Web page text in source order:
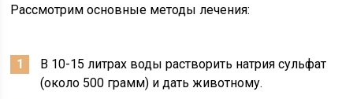
Рассмотрим основные методы лечения:
В 10-15 литрах воды растворить натрия сульфат
(около 500 грамм) и дать животному.